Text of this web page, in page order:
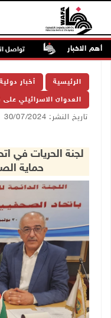
أهم الاخبار تواصل
الرئيسية أخبار دولية
العدوان الاسرائيلي
تاريخ النشر: 30/07/2024 11:51 م
لجنة الحريات في
حماية